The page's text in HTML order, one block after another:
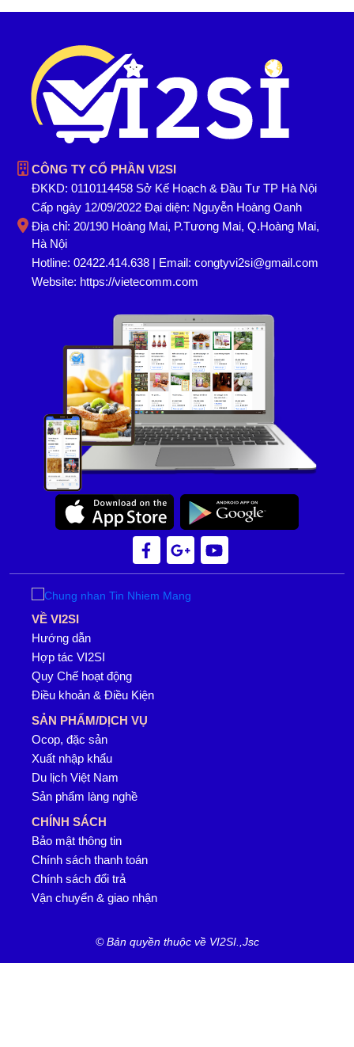
CÔNG TY CỔ PHẦN VI2SI
ĐKKD: 0110114458 Sở Kế Hoạch & Đầu Tư TP Hà Nội
Cấp ngày 12/09/2022 Đại diện: Nguyễn Hoàng Oanh
Địa chỉ: 20/190 Hoàng Mai, P.Tương Mai, Q.Hoàng Mai,
Hà Nội
Hotline: 02422.414.638 | Email: congtyvi2si@gmail.com
Website: https://vietecomm.com
VỀ VI2SI
Hướng dẫn
Hợp tác VI2SI
Quy Chế hoạt động
Điều khoản & Điều Kiện
SẢN PHẨM/DỊCH VỤ
Ocop, đặc sản
Xuất nhập khẩu
Du lịch Việt Nam
Sản phẩm làng nghề
CHÍNH SÁCH
Bảo mật thông tin
Chính sách thanh toán
Chính sách đổi trả
Vận chuyển & giao nhận
© Bản quyền thuộc về VI2SI.,Jsc